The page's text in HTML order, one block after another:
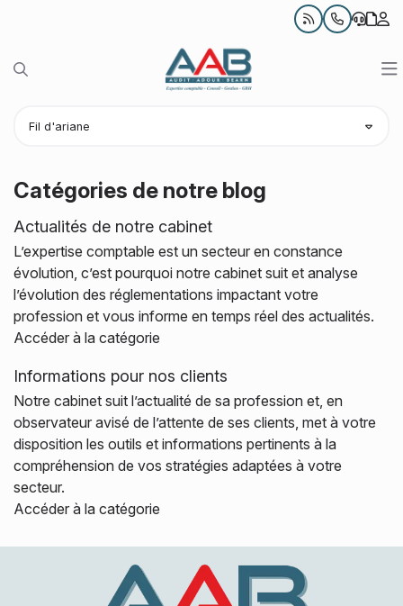
Notre blog
05 59 69 09
Notre cabinet
Nos bureaux
Nos équipes
Nos outils collaboratifs
Comptabilité et Fiscalité
Création d'entreprise
RH et Paie
Juridique d’entreprise
Conseil en patrimoine
Investissement immobilier
Audit contractuel
Votre profil
TPE et entrepreneurs
Professions libérales
Associations
PME et ETI
Infos pratiques
Actualités
Chiffres utiles
Guide de la création d'entreprise
Échéancier
Simulateurs
Recherche
Contact
Rechercher sur le site
Fil d'ariane
Catégories de notre blog
Actualités de notre cabinet
L’expertise comptable est un secteur en constance
évolution, c’est pourquoi notre cabinet suit et analyse
l’évolution des réglementations impactant votre
profession et vous informe en temps réel des actualités.
Accéder à la catégorie
Informations pour nos clients
Notre cabinet suit l’actualité de sa profession et, en
observateur avisé de l’attente de ses clients, met à votre
disposition les outils et informations pertinents à la
compréhension de vos stratégies adaptées à votre
secteur.
Accéder à la catégorie